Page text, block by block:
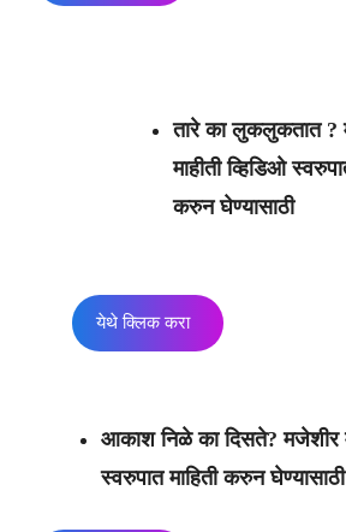
तारे का लुकलुकतात ?
माहीती व्हिडिओ
करुन घेण्यासाठी
येथे क्लिक करा
आकाश निळे का दिसते? मजेशीर
स्वरुपात माहिती करुन घेण्यासाठी